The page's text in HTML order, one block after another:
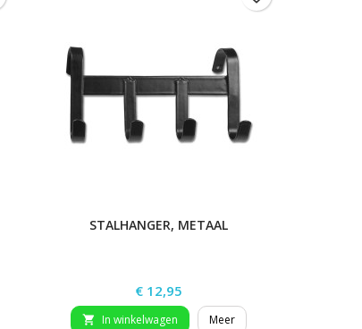
STALHANGER, METAAL
Prijs
€ 12,95
 In winkelwagen Meer